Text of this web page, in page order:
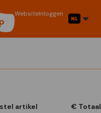
WebsiteInloggen
artikel € Totaal